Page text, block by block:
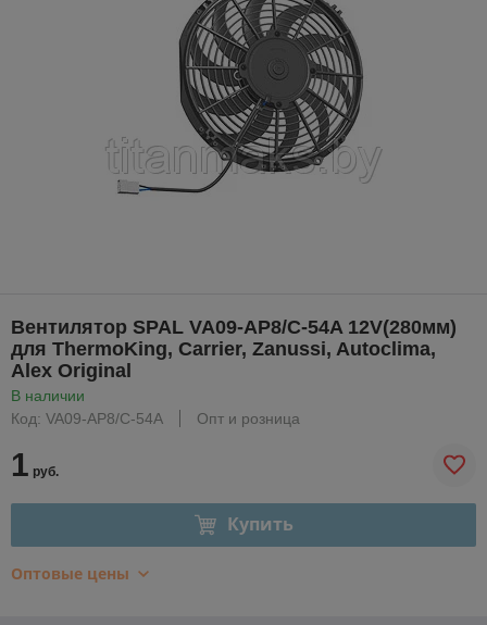
Вентилятор SPAL VA09-AP8/С-54A 12V(280мм)
для ThermoKing, Carrier, Zanussi, Autoclima,
Alex Original
В наличии
Код: VA09-AP8/С-54A
Опт и розница
1 руб.
Купить
Оптовые цены